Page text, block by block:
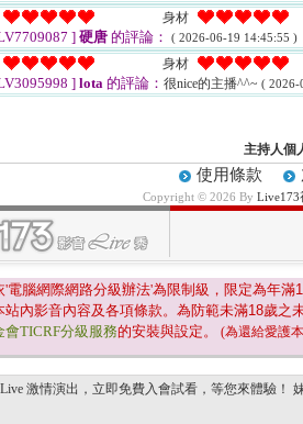
身材
]硬唐 的評論： ( 2026-06-19 14:45:55 )
身材
]lota 的評論： 很nice的主播^^~ ( 2026-
主持人個
使用條款
Copyright © 2026 By Live173
'電腦網際網路分級辦法'為限制級，限定為年滿
站內影音內容及各項條款。為防範未滿18歲之
會TICRF分級服務的安裝與設定。 (為還給愛護
激情演出，立即免費入會試看，等您來體驗！